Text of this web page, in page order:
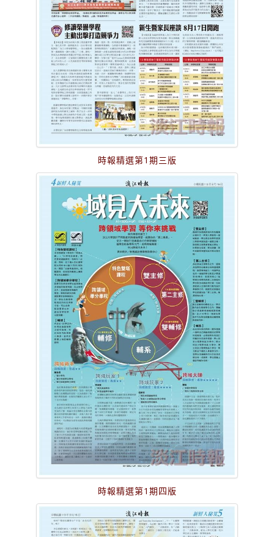
時報精選第1期三版
時報精選第1期四版